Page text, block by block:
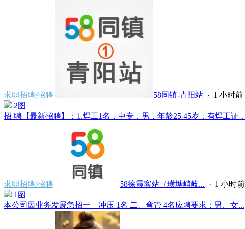
求职招聘/招聘 58同镇-青阳站 · 1 小时前
2图
招 聘【最新招聘】：1.焊工1名，中专，男，年龄25-45岁，有焊工证
求职招聘/招聘 58徐霞客站（璜塘峭岐... · 1 小时前
1图
本公司因业务发展急招一、冲压 1名 二、弯管 4名应聘要求：男、女...